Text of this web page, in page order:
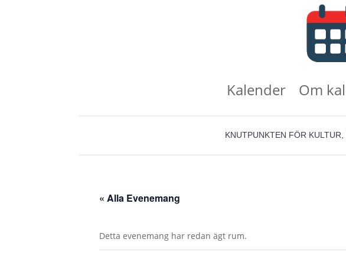
Kalender Om
KNUTPUNKTEN FÖR
« Alla Evenemang
Detta evenemang har redan ägt rum.